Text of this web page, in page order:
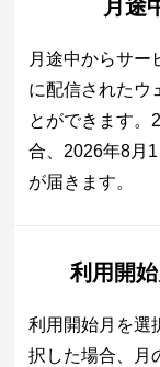
月途
月途中からサー
に配信されたウ
とができます。
合、2026年8月
が届きます。
利用開
利用開始月を選
択した場合、月